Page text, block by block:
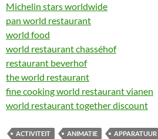
Michelin stars worldwide
pan world restaurant
world food
world restaurant chasséhof
restaurant beverhof
the world restaurant
fine cooking world restaurant vianen
world restaurant together discount
ACTIVITEIT ANIMATIE APPARATUUR